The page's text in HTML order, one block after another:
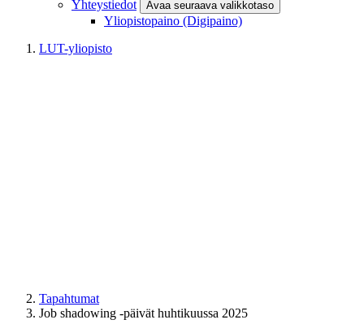
Yhteystiedot Avaa seuraava valikkotaso
Yliopistopaino (Digipaino)
LUT-yliopisto
Tapahtumat
Job shadowing -päivät huhtikuussa 2025